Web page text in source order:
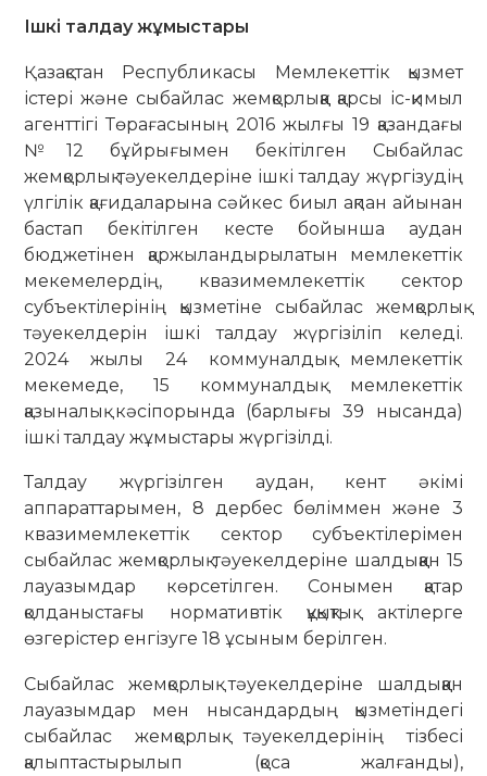
Ішкі талдау жұмыстары
Қазақстан Республикасы Мемлекеттік қызмет
істері және сыбайлас жемқорлыққа қарсы іс-қимыл
агенттігі Төрағасының 2016 жылғы 19 қазандағы
№12 бұйрығымен бекітілген Сыбайлас
жемқорлық тәуекелдеріне ішкі талдау жүргізудің
үлгілік қағидаларына сәйкес биыл ақпан айынан
бастап бекітілген кесте бойынша аудан
бюджетінен қаржыландырылатын мемлекеттік
мекемелердің, квазимемлекеттік сектор
субъектілерінің қызметіне сыбайлас жемқорлық
тәуекелдерін ішкі талдау жүргізіліп келеді.
2024 жылы 24 коммуналдық мемлекеттік
мекемеде, 15 коммуналдық мемлекеттік
қазыналық кәсіпорында (барлығы 39 нысанда)
ішкі талдау жұмыстары жүргізілді.
Талдау жүргізілген аудан, кент әкімі
аппараттарымен, 8 дербес бөліммен және 3
квазимемлекеттік сектор субъектілерімен
сыбайлас жемқорлық тәуекелдеріне шалдыққан 15
лауазымдар көрсетілген. Сонымен қатар
қолданыстағы нормативтік құқықтық актілерге
өзгерістер енгізуге 18 ұсыным берілген.
Сыбайлас жемқорлық тәуекелдеріне шалдыққан
лауазымдар мен нысандардың қызметіндегі
сыбайлас жемқорлық тәуекелдерінің тізбесі
қалыптастырылып (қоса жалғанды),